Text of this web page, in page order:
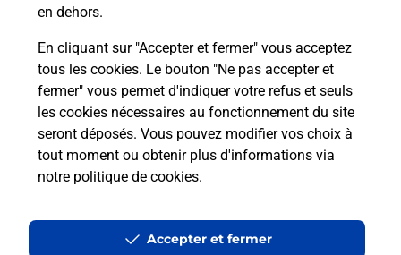
en dehors.
En cliquant sur "Accepter et fermer" vous acceptez
tous les cookies. Le bouton "Ne pas accepter et
fermer" vous permet d'indiquer votre refus et seuls
les cookies nécessaires au fonctionnement du site
seront déposés. Vous pouvez modifier vos choix à
tout moment ou obtenir plus d'informations via
notre politique de cookies.
Accepter et fermer
Localiser Liste Boîtes aux lettres Lozère Trelans
Accessibilité : partiellement conforme